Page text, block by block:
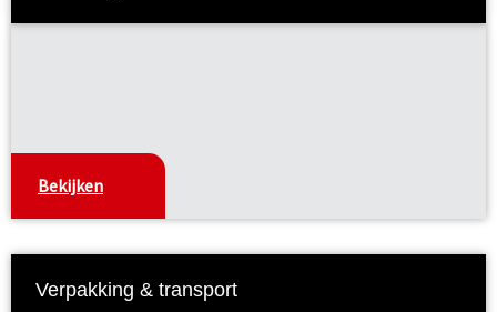
Bekijken
Verpakking & transport